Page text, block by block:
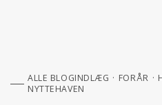
ALLE BLOGINDLÆG FORÅR
NYTTEHAVEN